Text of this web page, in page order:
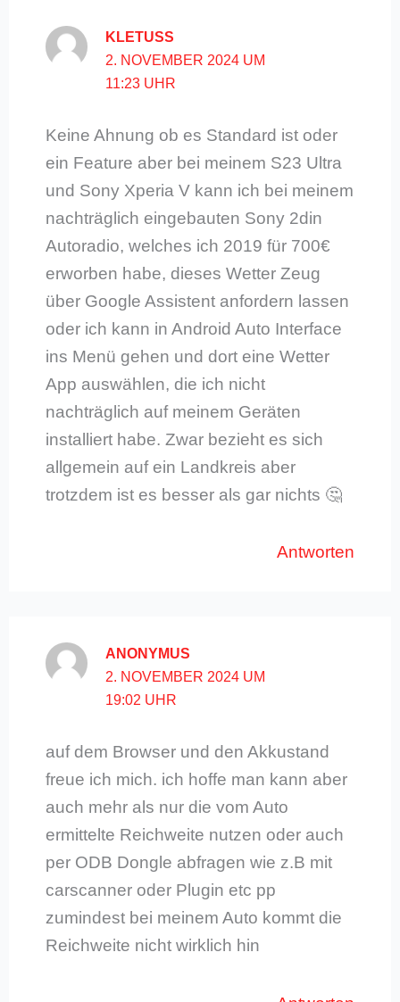
KLETUSS
2. NOVEMBER 2024 UM
11:23 UHR
Keine Ahnung ob es Standard ist oder
ein Feature aber bei meinem S23 Ultra
und Sony Xperia V kann ich bei meinem
nachträglich eingebauten Sony 2din
Autoradio, welches ich 2019 für 700€
erworben habe, dieses Wetter Zeug
über Google Assistent anfordern lassen
oder ich kann in Android Auto Interface
ins Menü gehen und dort eine Wetter
App auswählen, die ich nicht
nachträglich auf meinem Geräten
installiert habe. Zwar bezieht es sich
allgemein auf ein Landkreis aber
trotzdem ist es besser als gar nichts 🤔
Antworten
ANONYMUS
2. NOVEMBER 2024 UM
19:02 UHR
auf dem Browser und den Akkustand
freue ich mich. ich hoffe man kann aber
auch mehr als nur die vom Auto
ermittelte Reichweite nutzen oder auch
per ODB Dongle abfragen wie z.B mit
carscanner oder Plugin etc pp
zumindest bei meinem Auto kommt die
Reichweite nicht wirklich hin